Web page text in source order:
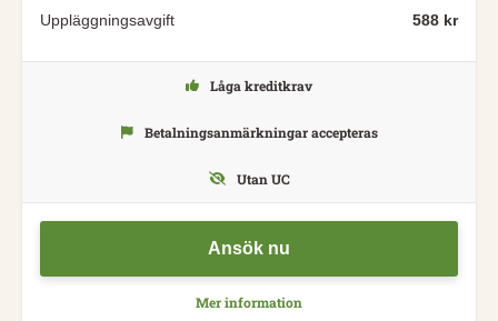
Uppläggningsavgift 588 kr
Ansök nu
Mer information
Låga kreditkrav
Betalningsanmärkningar accepteras
Utan UC